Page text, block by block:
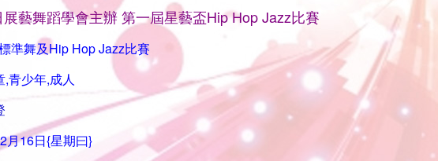
藝舞蹈學會主辦 第一屆星藝盃Hip Hop Jazz比賽
準舞及Hip Hop Jazz比賽
青少年,成人
月16日{星期曰}